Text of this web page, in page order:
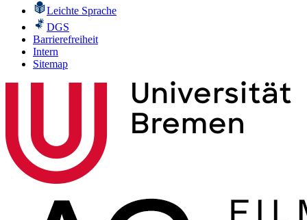
Leichte Sprache
DGS
Barrierefreiheit
Intern
Sitemap